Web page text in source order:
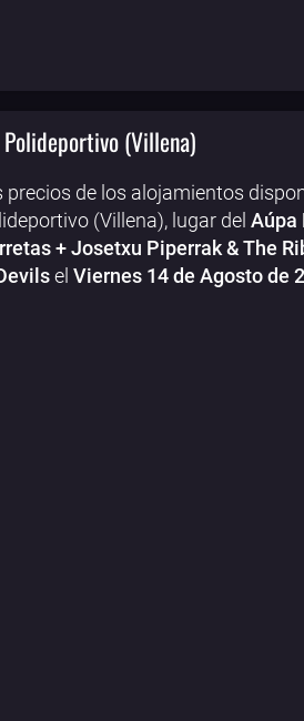
(Villena)
de los alojamientos
(Villena), lugar del Aúpa
+ Josetxu Piperrak & The
el Viernes 14 de Agosto de